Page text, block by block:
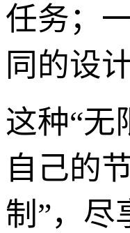
任务；
同的设
这种“无
自己的
制”，尽